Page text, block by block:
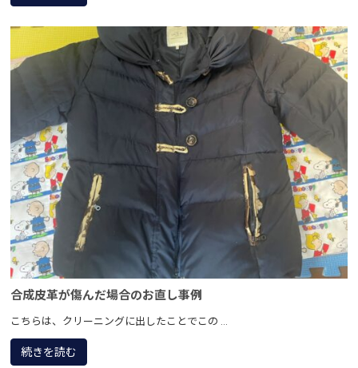
合成皮革が傷んだ場合のお直し事例
こちらは、クリーニングに出したことでこの ...
続きを読む